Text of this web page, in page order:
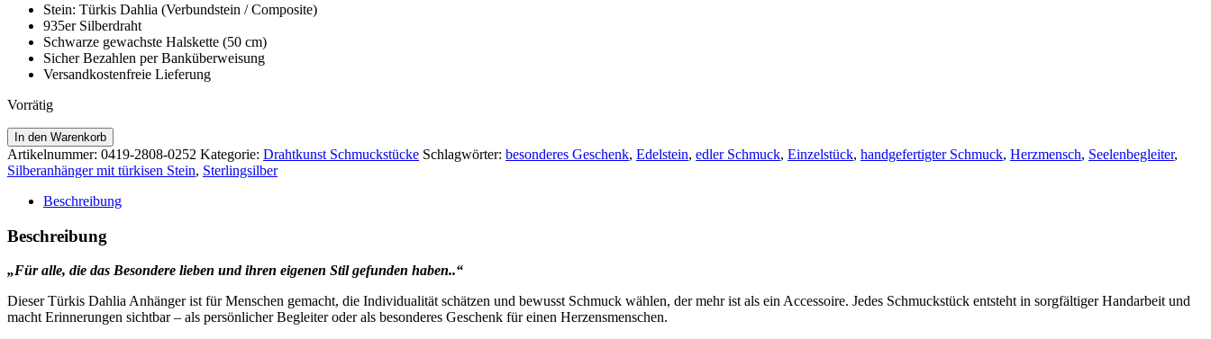
Stein: Türkis Dahlia (Verbundstein / Composite)
935er Silberdraht
Schwarze gewachste Halskette (50 cm)
Sicher Bezahlen per Banküberweisung
Versandkostenfreie Lieferung
Vorrätig
Türkis
Dahlia
Anhänger
935er
Menge
In den Warenkorb
Artikelnummer: 0419-2808-0252 Kategorie: Drahtkunst Schmuckstücke Schlagwörter: besonderes Geschenk, Edelstein, edler Schmuck, Einzelstück, handgefertigter Schmuck, Herzmensch, Seelenbegleiter,
Silberanhänger mit türkisen Stein, Sterlingsilber
Beschreibung
Beschreibung
„Für alle, die das Besondere lieben und ihren eigenen Stil gefunden haben..“
Dieser Türkis Dahlia Anhänger ist für Menschen gemacht, die Individualität schätzen und bewusst Schmuck wählen, der mehr ist als ein Accessoire. Jedes Schmuckstück entsteht in sorgfältiger Handarbeit und
macht Erinnerungen sichtbar – als persönlicher Begleiter oder als besonderes Geschenk für einen Herzensmenschen.